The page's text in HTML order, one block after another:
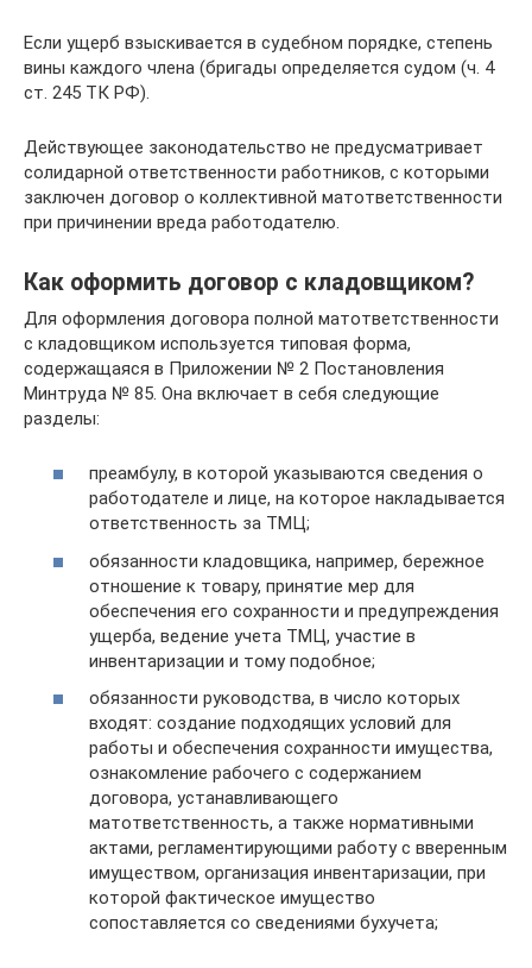
Если ущерб взыскивается в судебном порядке, степень
вины каждого члена (бригады определяется судом (ч. 4
ст. 245 ТК РФ).
Действующее законодательство не предусматривает
солидарной ответственности работников, с которыми
заключен договор о коллективной матответственности
при причинении вреда работодателю.
Как оформить договор с кладовщиком?
Для оформления договора полной матответственности
с кладовщиком используется типовая форма,
содержащаяся в Приложении № 2 Постановления
Минтруда № 85. Она включает в себя следующие
разделы:
преамбулу, в которой указываются сведения о
работодателе и лице, на которое накладывается
ответственность за ТМЦ;
обязанности кладовщика, например, бережное
отношение к товару, принятие мер для
обеспечения его сохранности и предупреждения
ущерба, ведение учета ТМЦ, участие в
инвентаризации и тому подобное;
обязанности руководства, в число которых
входят: создание подходящих условий для
работы и обеспечения сохранности имущества,
ознакомление рабочего с содержанием
договора, устанавливающего
матответственность, а также нормативными
актами, регламентирующими работу с вверенным
имуществом, организация инвентаризации, при
которой фактическое имущество
сопоставляется со сведениями бухучета;